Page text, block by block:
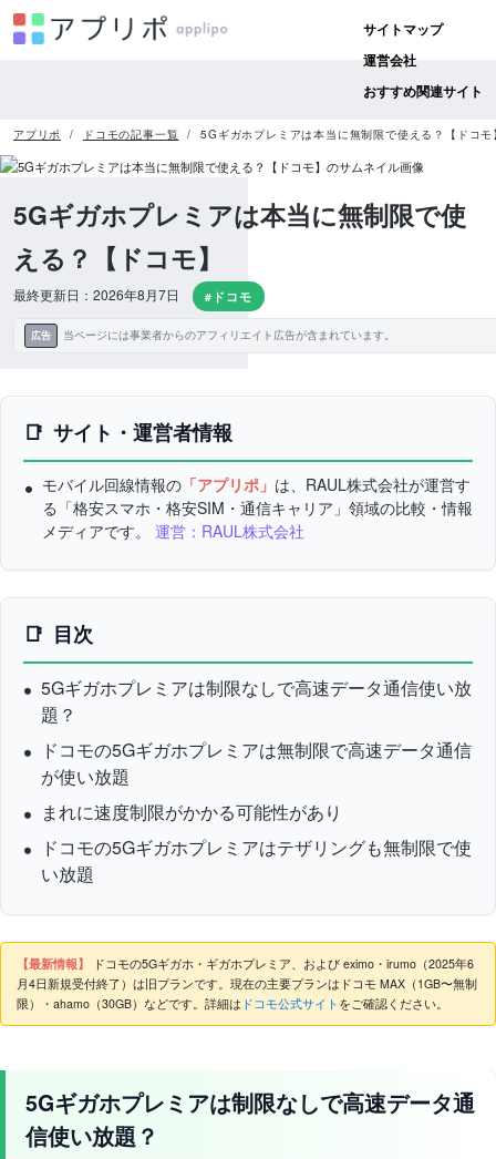
サイトマップ
運営会社
おすすめ関連サイト
アプリポ ドコモの記事一覧 5Gギガホプレミアは本当に無制限で使える？【ドコモ
5Gギガホプレミアは本当に無制限で使
える？【ドコモ】
最終更新日：2026年8月7日 #ドコモ
広告 当ページには事業者からのアフィリエイト広告が含まれています。
サイト・運営者情報
モバイル回線情報の 「アプリポ」 は、RAUL株式会社が運営す
る「格安スマホ・格安SIM・通信キャリア」領域の比較・情報
メディアです。 運営：RAUL株式会社
目次
5Gギガホプレミアは制限なしで高速データ通信使い放
題？
ドコモの5Gギガホプレミアは無制限で高速データ通信
が使い放題
まれに速度制限がかかる可能性があり
ドコモの5Gギガホプレミアはテザリングも無制限で使
い放題
【最新情報】
ドコモの5Gギガホ・ギガホプレミア、および eximo・irumo（2025年6
月4日新規受付終了）は旧プランです。現在の主要プランはドコモ MAX（1GB〜無制
限）・ahamo（30GB）などです。詳細は ドコモ公式サイト をご確認ください。
5Gギガホプレミアは制限なしで高速データ通
信使い放題？